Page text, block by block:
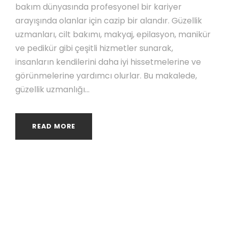
bakım dünyasında profesyonel bir kariyer
arayışında olanlar için cazip bir alandır. Güzellik
uzmanları, cilt bakımı, makyaj, epilasyon, manikür
ve pedikür gibi çeşitli hizmetler sunarak,
insanların kendilerini daha iyi hissetmelerine ve
görünmelerine yardımcı olurlar. Bu makalede,
güzellik uzmanlığı...
READ MORE